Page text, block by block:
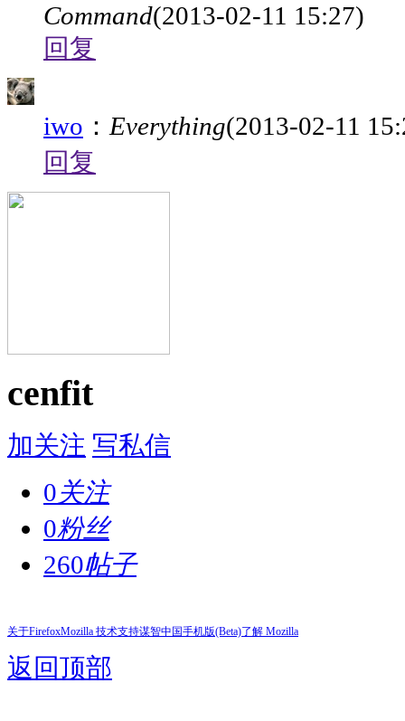
Command(2013-02-11 15:27)
回复
iwo ： Everything(2013-02-11
回复
cenfit
加关注 写私信
0关注
0粉丝
260帖子
关于FirefoxMozilla 技术支持谋智中国手机版(Beta)了解 Mozilla
返回顶部